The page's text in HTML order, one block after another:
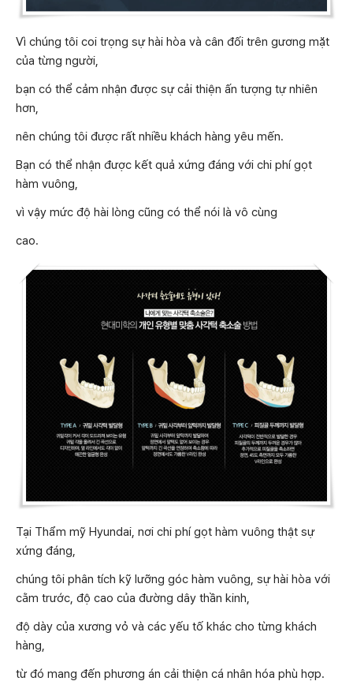
Vì chúng tôi coi trọng sự hài hòa và cân đối trên gương mặt
của từng người,
bạn có thể cảm nhận được sự cải thiện ấn tượng tự nhiên
hơn,
nên chúng tôi được rất nhiều khách hàng yêu mến.
Bạn có thể nhận được kết quả xứng đáng với chi phí gọt
hàm vuông,
vì vậy mức độ hài lòng cũng có thể nói là vô cùng
cao.
Tại Thẩm mỹ Hyundai, nơi chi phí gọt hàm vuông thật sự
xứng đáng,
chúng tôi phân tích kỹ lưỡng góc hàm vuông, sự hài hòa với
cằm trước, độ cao của đường dây thần kinh,
độ dày của xương vỏ và các yếu tố khác cho từng khách
hàng,
từ đó mang đến phương án cải thiện cá nhân hóa phù hợp.